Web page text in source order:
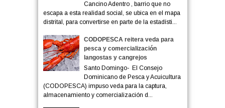
Cancino Adentro , barrio que no
escapa a esta realidad social, se ubica en el mapa
distrital, para convertirse en parte de la estadísti...
CODOPESCA reitera veda para
pesca y comercialización
langostas y cangrejos
Santo Domingo- El Consejo
Dominicano de Pesca y Acuicultura
(CODOPESCA) impuso veda para la captura,
almacenamiento y comercialización d...